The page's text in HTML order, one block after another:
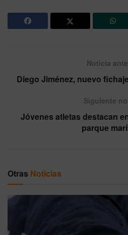
Noticia
Diego Jiménez, nuevo
Siguiente
Jóvenes atletas destacan
parque
Otras Noticias